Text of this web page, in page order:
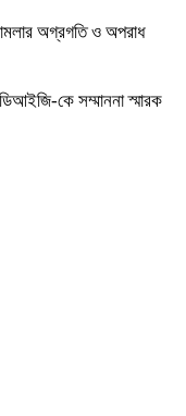
অগ্রগতি ও অপরাধ
কে সম্মাননা স্মারক